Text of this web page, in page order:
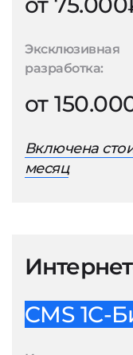
Эксклюзивная
разработка:
от
Включена
месяц
CMS 1С-